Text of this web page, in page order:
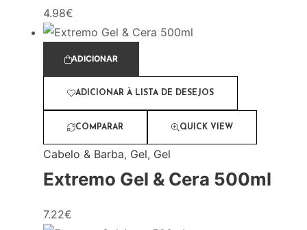
4.98€
ADICIONAR
ADICIONAR À LISTA DE DESEJOS
COMPARAR QUICK VIEW
Cabelo & Barba, Gel, Gel
Extremo Gel & Cera 500ml
7.22€